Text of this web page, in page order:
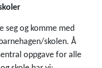
seg og komme med
skolen. Å
oppgave for alle